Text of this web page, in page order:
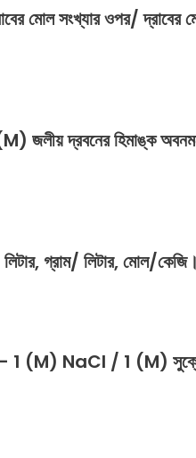
মোল সংখ্যার ওপর/
জলীয়দ্রবনেরহিমাঙ্ক
লিটার, গ্রাম/ লিটার,মোল/কেজি।
1 (M) NaCl / 1 (M)